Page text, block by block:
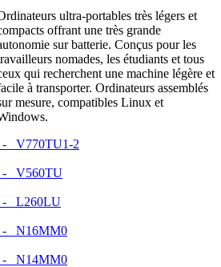
ultra-portables très légers et
offrant une très grande
sur batterie. Conçus pour les
nomades, les étudiants et tous
qui recherchent une machine légère et
à transporter. Ordinateurs assemblés
mesure, compatibles Linux et
V770TU1-2
V560TU
L260LU
N16MM0
N14MM0